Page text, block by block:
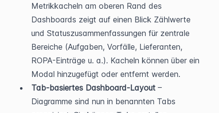
Metrikkacheln am oberen Rand des
Dashboards zeigt auf einen Blick Zählwerte
und Statuszusammenfassungen für zentrale
Bereiche (Aufgaben, Vorfälle, Lieferanten,
ROPA-Einträge u. a.). Kacheln können über ein
Modal hinzugefügt oder entfernt werden.
Tab-basiertes Dashboard-Layout –
Diagramme sind nun in benannten Tabs